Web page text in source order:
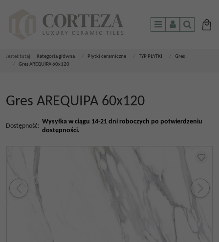
MenuPanelSzukaj
Jesteś tutaj: Kategoria główna Płytki ceramiczne TYP PŁYTKI
Gres
Gres AREQUIPA 60x120
Gres AREQUIPA 60x120
Dostępność:
Wysyłka w ciągu 14-21 dni roboczych po potwierdzeniu
dostępności.